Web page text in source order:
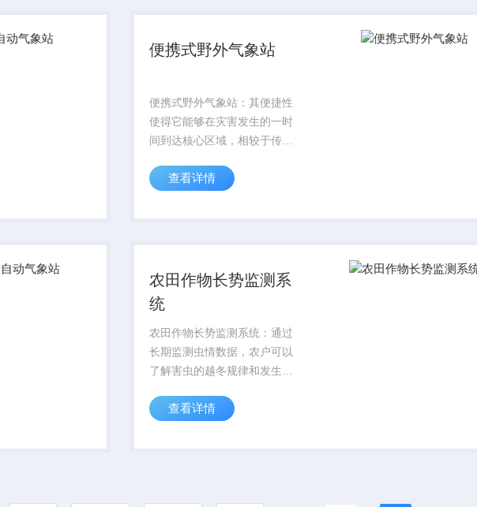
便携式野外气象站
便携式野外气象站：其便捷性
使得它能够在灾害发生的一时
间到达核心区域，相较于传统
了响应时间，确保能快速获取
查看详情
农田作物长势监测系
统
农田作物长势监测系统：通过
长期监测虫情数据，农户可以
了解害虫的越冬规律和发生趋
如，根据往年虫情数据和当年
可能在某个区域大量越冬，农
查看详情